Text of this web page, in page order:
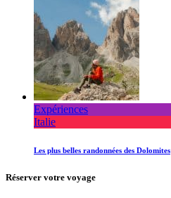
Expériences
Italie
Les plus belles randonnées des Dolomites
Réserver votre voyage